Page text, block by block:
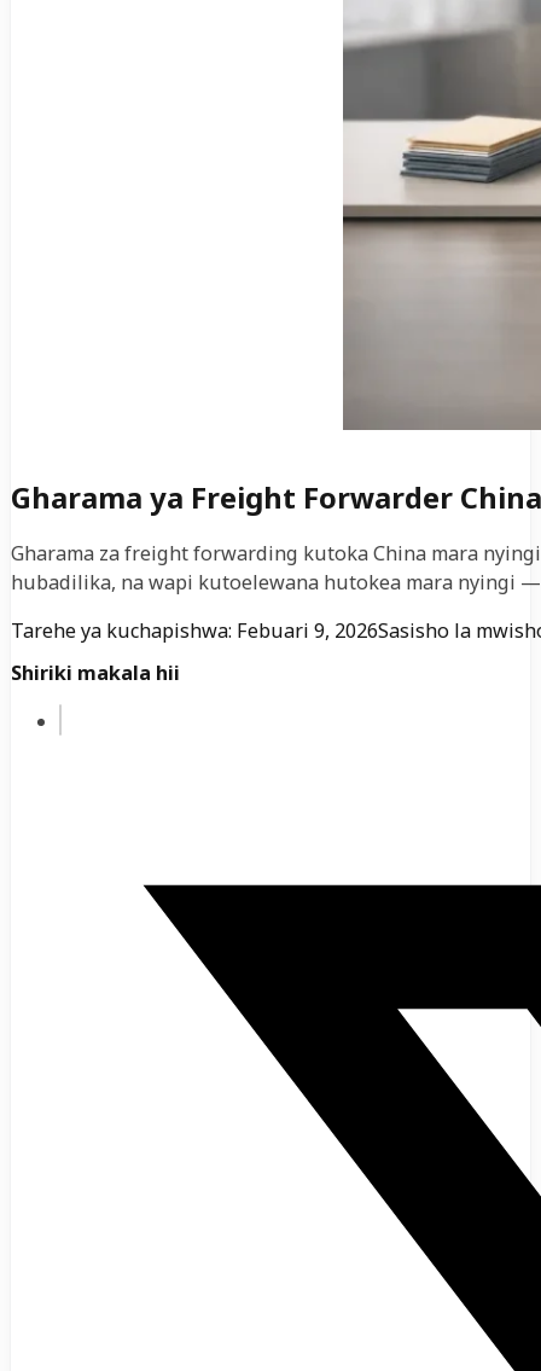
Gharama ya Freight Forwarder
Gharama za freight forwarding kutoka China mara
hubadilika, na wapi kutoelewana hutokea mara nyingi
Tarehe ya kuchapishwa: Febuari 9, 2026Sasisho la
Shiriki makala hii